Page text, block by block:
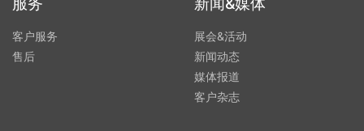
客户服务
售后
展会&活动
新闻动态
媒体报道
客户杂志